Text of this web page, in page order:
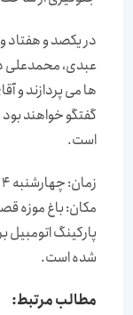
در یکصد و هفتاد و
عبدی، محمدعلی
ها می پردازند و
گفتگو خواهند بود
است.
زمان: چهارشنبه 4 شهریور ماه 1394 از ساعت 16 الی 18:30
مکان: باغ موزه
پارکینگ اتومبیل
شده است.
مطالب مرتبط: